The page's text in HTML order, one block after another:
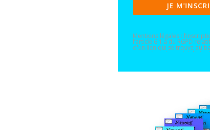
JE
Mentions légales :
l’article 6.1.a du RGPD
d'un lien qui se trouve au
une entreprise
celles-ci. Plus de détails